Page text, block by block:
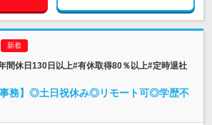
間休日130日以上#有休取得80％以上#定時退社
務】◎土日祝休み◎リモート可◎学歴不